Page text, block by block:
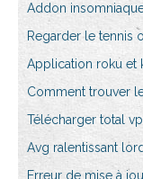
Addon
Regarder le tennis
Application roku et
Comment trouver
Télécharger total
Avg ralentissant
Erreur de mise à